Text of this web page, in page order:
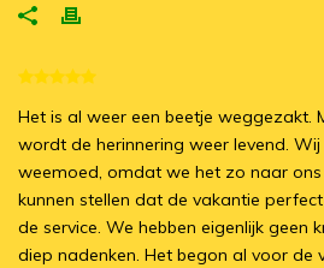
Het is al weer een beetje weggezakt.
wordt de herinnering weer levend.
weemoed, omdat we het zo naar
kunnen stellen dat de vakantie
de service. We hebben eigenlijk geen
diep nadenken. Het begon al voor de